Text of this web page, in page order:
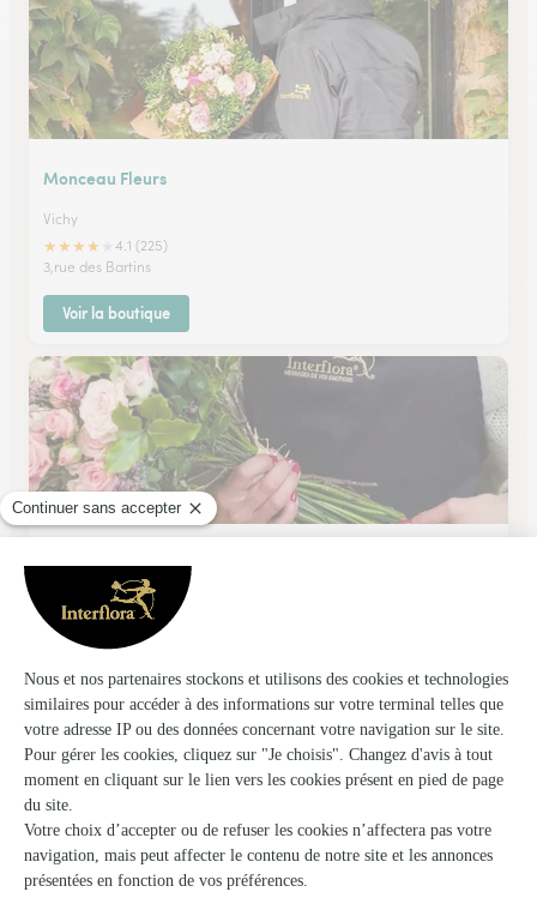
Monceau Fleurs
Vichy
★★★★
4.1 (225)
3,rue des Bartins
Voir la boutique
Marche Aux Fleurs
Lempdes
★★
4 (221)
34 rue de la Rochelle
Voir la boutique